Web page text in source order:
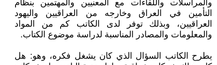
والمراسلات واللقاءات مع المعنيين والمهتمين بنظام
التأمين في العراق وخارجه من العراقيين واليهود
العراقيين، وبذلك توفر لدى الكاتب كم من المواد
والمعلومات والمصادر المناسبة لدراسة موضوع الكتاب.
يطرح الكاتب السؤال الذي كان يشغل فكره، وهو: هل